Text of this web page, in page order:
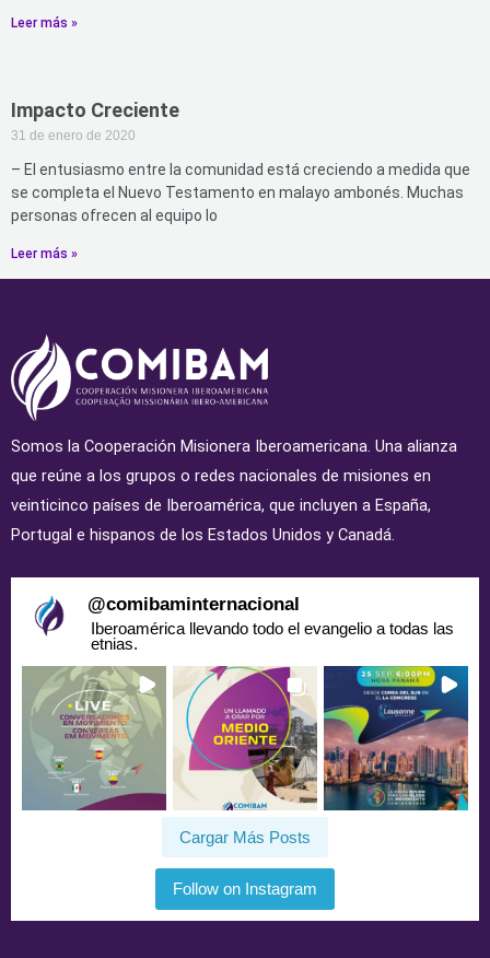
Leer más »
Impacto Creciente
31 de enero de 2020
– El entusiasmo entre la comunidad está creciendo a medida que
se completa el Nuevo Testamento en malayo ambonés. Muchas
personas ofrecen al equipo lo
Leer más »
Somos la Cooperación Misionera Iberoamericana. Una alianza
que reúne a los grupos o redes nacionales de misiones en
veinticinco países de Iberoamérica, que incluyen a España,
Portugal e hispanos de los Estados Unidos y Canadá.
@comibaminternacional
Iberoamérica llevando todo el evangelio a todas las
etnias.
Cargar Más Posts
Follow on Instagram